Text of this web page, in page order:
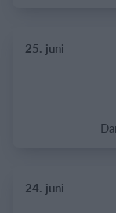
25. juni
24. juni